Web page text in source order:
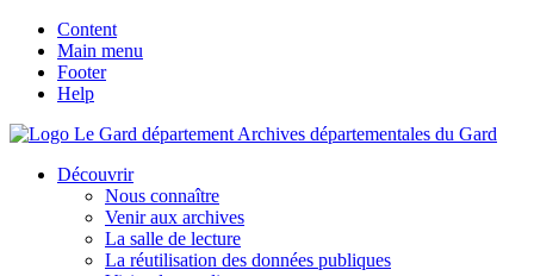
Content
Main menu
Footer
Help
Archives départementales du Gard
Découvrir
Nous connaître
Venir aux archives
La salle de lecture
La réutilisation des données publiques